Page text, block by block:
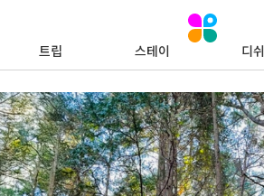
트립 스테이 디쉬